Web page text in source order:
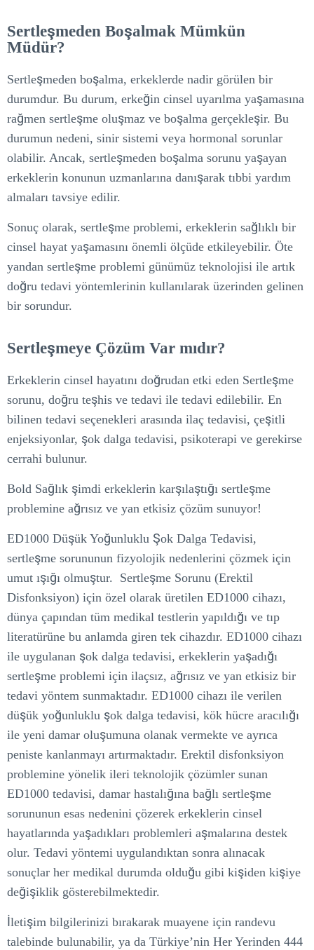
Sertleşmeden Boşalmak Mümkün
Müdür?
Sertleşmeden boşalma, erkeklerde nadir görülen bir
durumdur. Bu durum, erkeğin cinsel uyarılma yaşamasına
rağmen sertleşme oluşmaz ve boşalma gerçekleşir. Bu
durumun nedeni, sinir sistemi veya hormonal sorunlar
olabilir. Ancak, sertleşmeden boşalma sorunu yaşayan
erkeklerin konunun uzmanlarına danışarak tıbbi yardım
almaları tavsiye edilir.
Sonuç olarak, sertleşme problemi, erkeklerin sağlıklı bir
cinsel hayat yaşamasını önemli ölçüde etkileyebilir. Öte
yandan sertleşme problemi günümüz teknolojisi ile artık
doğru tedavi yöntemlerinin kullanılarak üzerinden gelinen
bir sorundur.
Sertleşmeye Çözüm Var mıdır?
Erkeklerin cinsel hayatını doğrudan etki eden Sertleşme
sorunu, doğru teşhis ve tedavi ile tedavi edilebilir. En
bilinen tedavi seçenekleri arasında ilaç tedavisi, çeşitli
enjeksiyonlar, şok dalga tedavisi, psikoterapi ve gerekirse
cerrahi bulunur.
Bold Sağlık şimdi erkeklerin karşılaştığı sertleşme
problemine ağrısız ve yan etkisiz çözüm sunuyor!
ED1000 Düşük Yoğunluklu Şok Dalga Tedavisi,
sertleşme sorununun fizyolojik nedenlerini çözmek için
umut ışığı olmuştur. Sertleşme Sorunu (Erektil
Disfonksiyon) için özel olarak üretilen ED1000 cihazı,
dünya çapından tüm medikal testlerin yapıldığı ve tıp
literatürüne bu anlamda giren tek cihazdır. ED1000 cihazı
ile uygulanan şok dalga tedavisi, erkeklerin yaşadığı
sertleşme problemi için ilaçsız, ağrısız ve yan etkisiz bir
tedavi yöntem sunmaktadır. ED1000 cihazı ile verilen
düşük yoğunluklu şok dalga tedavisi, kök hücre aracılığı
ile yeni damar oluşumuna olanak vermekte ve ayrıca
peniste kanlanmayı artırmaktadır. Erektil disfonksiyon
problemine yönelik ileri teknolojik çözümler sunan
ED1000 tedavisi, damar hastalığına bağlı sertleşme
sorununun esas nedenini çözerek erkeklerin cinsel
hayatlarında yaşadıkları problemleri aşmalarına destek
olur. Tedavi yöntemi uygulandıktan sonra alınacak
sonuçlar her medikal durumda olduğu gibi kişiden kişiye
değişiklik gösterebilmektedir.
İletişim bilgilerinizi bırakarak muayene için randevu
talebinde bulunabilir, ya da Türkiye’nin Her Yerinden 444